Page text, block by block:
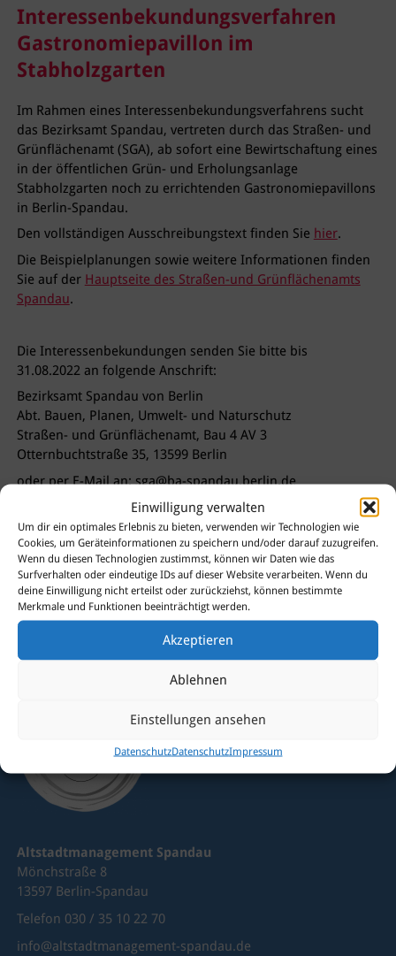
Einwilligung verwalten
Um dir ein optimales Erlebnis zu bieten, verwenden wir Technologien wie
Cookies, um Geräteinformationen zu speichern und/oder darauf zuzugreifen.
Wenn du diesen Technologien zustimmst, können wir Daten wie das
Surfverhalten oder eindeutige IDs auf dieser Website verarbeiten. Wenn du
deine Einwilligung nicht erteilst oder zurückziehst, können bestimmte
Merkmale und Funktionen beeinträchtigt werden.
Akzeptieren
Ablehnen
Einstellungen ansehen
DatenschutzDatenschutzImpressum
Interessenbekundungsverfahren
Gastronomiepavillon im
Stabholzgarten
Im Rahmen eines Interessenbekundungsverfahrens sucht
das Bezirksamt Spandau, vertreten durch das Straßen- und
Grünflächenamt (SGA), ab sofort eine Bewirtschaftung eines
in der öffentlichen Grün- und Erholungsanlage
Stabholzgarten noch zu errichtenden Gastronomiepavillons
in Berlin-Spandau.
Den vollständigen Ausschreibungstext finden Sie hier.
Die Beispielplanungen sowie weitere Informationen finden
Sie auf der Hauptseite des Straßen-und Grünflächenamts
Spandau.
Die Interessenbekundungen senden Sie bitte bis
31.08.2022 an folgende Anschrift:
Bezirksamt Spandau von Berlin
Abt. Bauen, Planen, Umwelt- und Naturschutz
Straßen- und Grünflächenamt, Bau 4 AV 3
Otternbuchtstraße 35, 13599 Berlin
oder per E-Mail an: sga@ba-spandau.berlin.de
Sie haben Fragen?
Dann kontaktieren Sie uns
gerne!
Altstadtmanagement Spandau
Mönchstraße 8
13597 Berlin-Spandau
Telefon 030 / 35 10 22 70
info@altstadtmanagement-spandau.de